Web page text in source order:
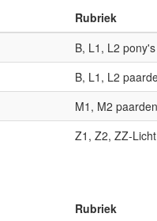
Rubriek
B, L1, L2
B, L1, L2
M1, M2
Z1, Z2, ZZ-
Rubriek